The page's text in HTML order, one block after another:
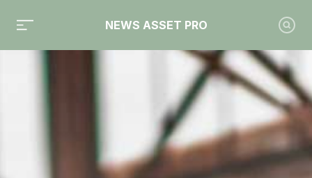
NEWS ASSET PRO
Toute l'actualité sur le tag "FIA"